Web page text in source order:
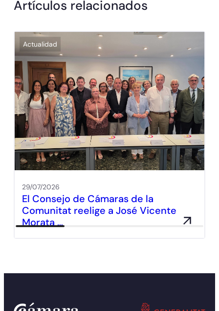
Artículos relacionados
Actualidad
29/07/2026
El Consejo de Cámaras de la
Comunitat reelige a José Vicente
Morata …